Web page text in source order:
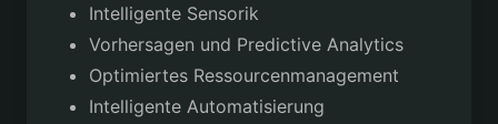
Intelligente Sensorik
Vorhersagen und Predictive Analytics
Optimiertes Ressourcenmanagement
Intelligente Automatisierung